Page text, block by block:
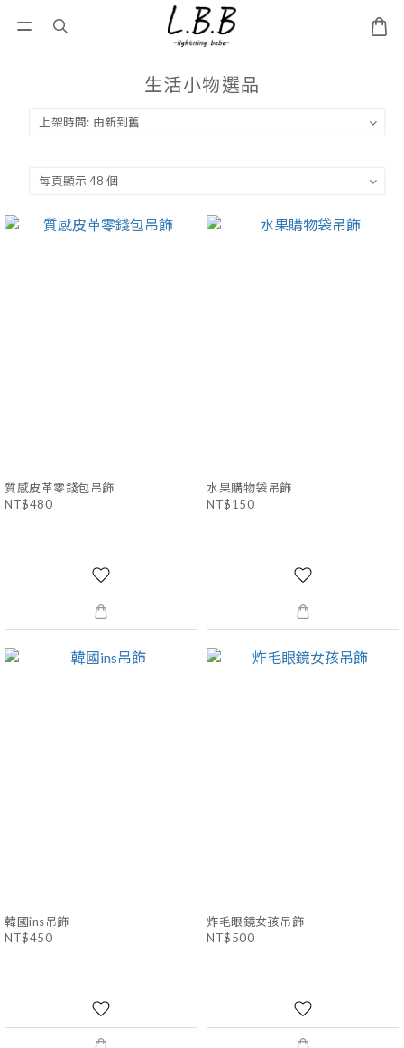
生活小物選品
質感皮革零錢包吊飾
NT$480
水果購物袋吊飾
NT$150
韓國ins吊飾
NT$450
炸毛眼鏡女孩吊飾
NT$500